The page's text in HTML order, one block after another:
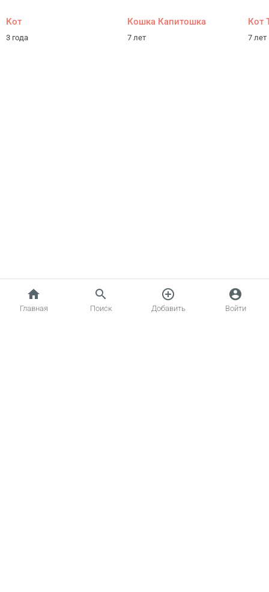
Кот
3 года
Кошка Капитошка
7 лет
Кот
7 лет
home
Главная
search
Поиск
add_circle_outline
Добавить
account_circle
Войти